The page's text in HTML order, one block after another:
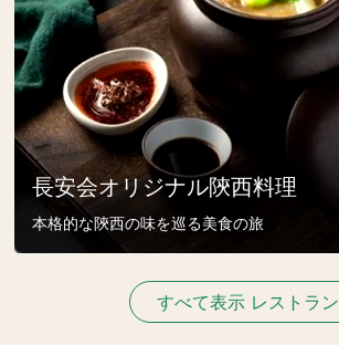
長安会オリジナル陝西料理
本格的な陝西の味を巡る美食の旅
すべて表示 レストラン